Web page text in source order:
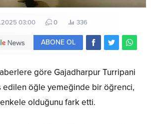
03:00 0 336
ABONE OL
göre Gajadharpur Turripani
edilen öğle yemeğinde bir öğrenci,
olduğunu fark etti.